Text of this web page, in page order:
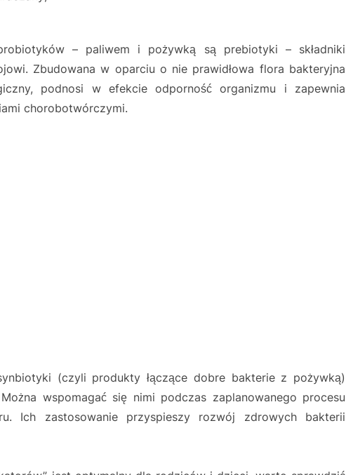
– paliwem i pożywką są prebiotyki – składniki
Zbudowana w oparciu o nie prawidłowa flora bakteryjna
podnosi w efekcie odporność organizmu i zapewnia
chorobotwórczymi.
(czyli produkty łączące dobre bakterie z pożywką)
wspomagać się nimi podczas zaplanowanego procesu
Ich zastosowanie przyspieszy rozwój zdrowych bakterii